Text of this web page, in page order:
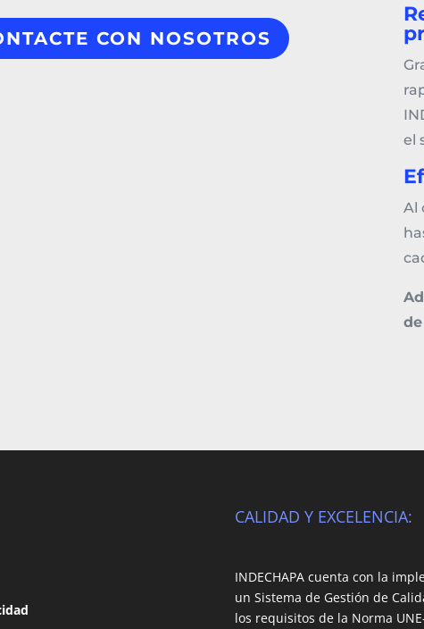
CON NOSOTROS
el
Al
CALIDAD Y EXCELENCIA:
INDECHAPA cuenta con la
un Sistema de Gestión de
los requisitos de la Norma